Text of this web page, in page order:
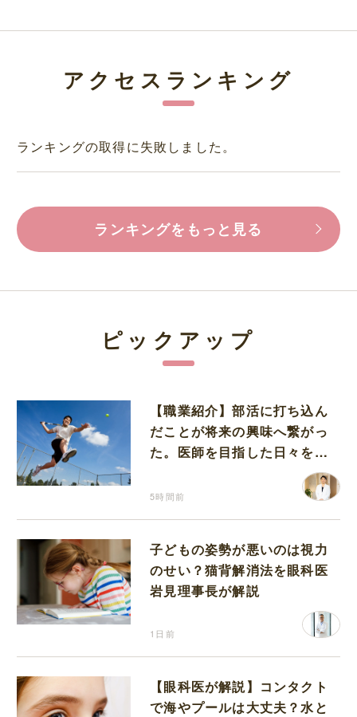
アクセスランキング
ランキングの取得に失敗しました。
ランキングをもっと見る
ピックアップ
【職業紹介】部活に打ち込ん
だことが将来の興味へ繋がっ
た。医師を目指した日々を振
5時間前
子どもの姿勢が悪いのは視力
のせい？猫背解消法を眼科医
岩見理事長が解説
1日前
【眼科医が解説】コンタクト
で海やプールは大丈夫？水と